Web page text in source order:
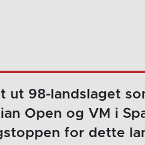
ut 98-landslaget
Open og VM i
for dette